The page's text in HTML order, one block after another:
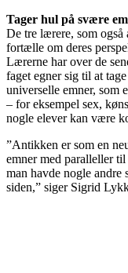
Tager hul på svære
De tre lærere, som
fortælle om deres
Lærerne har over de
faget egner sig til at
universelle emner, som
– for eksempel sex,
nogle elever kan være
”Antikken er som en
emner med paralleller
man havde nogle andre
siden,” siger Sigrid